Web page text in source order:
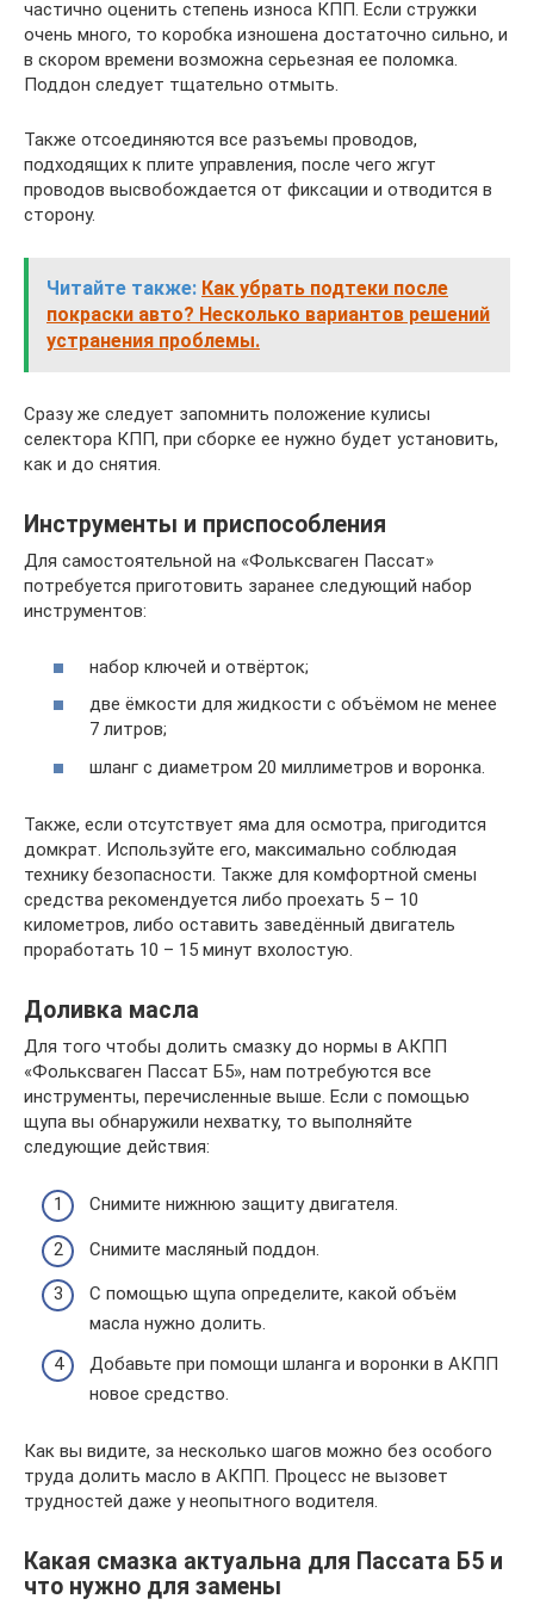
частично оценить степень износа КПП. Если стружки
очень много, то коробка изношена достаточно сильно, и
в скором времени возможна серьезная ее поломка.
Поддон следует тщательно отмыть.
Также отсоединяются все разъемы проводов,
подходящих к плите управления, после чего жгут
проводов высвобождается от фиксации и отводится в
сторону.
Читайте также: Как убрать подтеки после
покраски авто? Несколько вариантов решений
устранения проблемы.
Сразу же следует запомнить положение кулисы
селектора КПП, при сборке ее нужно будет установить,
как и до снятия.
Инструменты и приспособления
Для самостоятельной на «Фольксваген Пассат»
потребуется приготовить заранее следующий набор
инструментов:
набор ключей и отвёрток;
две ёмкости для жидкости с объёмом не менее
7 литров;
шланг с диаметром 20 миллиметров и воронка.
Также, если отсутствует яма для осмотра, пригодится
домкрат. Используйте его, максимально соблюдая
технику безопасности. Также для комфортной смены
средства рекомендуется либо проехать 5 – 10
километров, либо оставить заведённый двигатель
проработать 10 – 15 минут вхолостую.
Доливка масла
Для того чтобы долить смазку до нормы в АКПП
«Фольксваген Пассат Б5», нам потребуются все
инструменты, перечисленные выше. Если с помощью
щупа вы обнаружили нехватку, то выполняйте
следующие действия:
Снимите нижнюю защиту двигателя.
Снимите масляный поддон.
С помощью щупа определите, какой объём
масла нужно долить.
Добавьте при помощи шланга и воронки в АКПП
новое средство.
Как вы видите, за несколько шагов можно без особого
труда долить масло в АКПП. Процесс не вызовет
трудностей даже у неопытного водителя.
Какая смазка актуальна для Пассата Б5 и
что нужно для замены